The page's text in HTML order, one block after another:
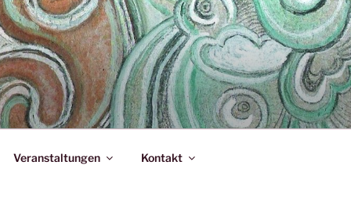
Veranstaltungen Kontakt